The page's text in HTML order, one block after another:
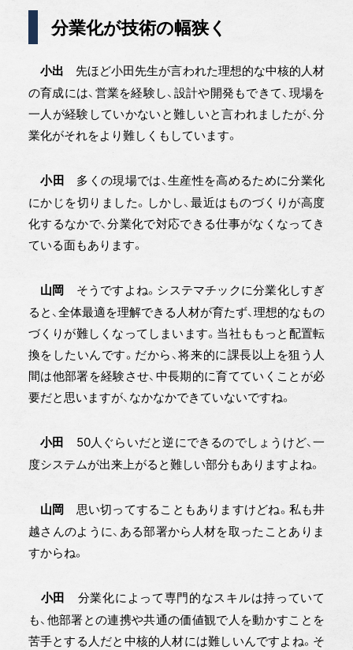
分業化が技術の幅狭く
小出 先ほど小田先生が言われた理想的な中核的人材
の育成には、営業を経験し、設計や開発もできて、現場を
一人が経験していかないと難しいと言われましたが、分
業化がそれをより難しくもしています。
小田
多くの現場では、生産性を高めるために分業化
にかじを切りました。しかし、最近はものづくりが高度
化するなかで、分業化で対応できる仕事がなくなってき
ている面もあります。
山岡
そうですよね。システマチックに分業化しすぎ
ると、全体最適を理解できる人材が育たず、理想的なもの
づくりが難しくなってしまいます。当社ももっと配置転
換をしたいんです。だから、将来的に課長以上を狙う人
間は他部署を経験させ、中長期的に育てていくことが必
要だと思いますが、なかなかできていないですね。
小田
50人ぐらいだと逆にできるのでしょうけど、一
度システムが出来上がると難しい部分もありますよね。
山岡
思い切ってすることもありますけどね。私も井
越さんのように、ある部署から人材を取ったことありま
すからね。
小田
分業化によって専門的なスキルは持っていて
も、他部署との連携や共通の価値観で人を動かすことを
苦手とする人だと中核的人材には難しいんですよね。そ